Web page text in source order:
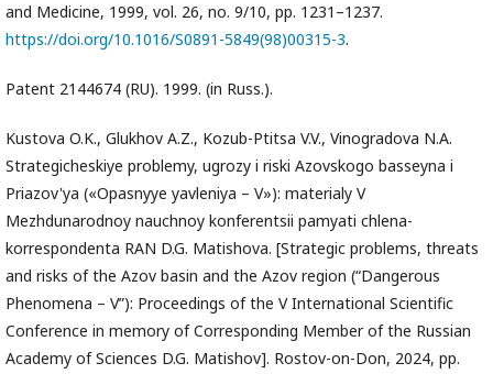
and Medicine, 1999, vol. 26, no. 9/10, pp. 1231–1237.
https://doi.org/10.1016/S0891-5849(98)00315-3.
Patent 2144674 (RU). 1999. (in Russ.).
Kustova O.K., Glukhov A.Z., Kozub-Ptitsa V.V., Vinogradova N.A.
Strategicheskiye problemy, ugrozy i riski Azovskogo basseyna i
Priazov'ya («Opasnyye yavleniya – V»): materialy V
Mezhdunarodnoy nauchnoy konferentsii pamyati chlena-
korrespondenta RAN D.G. Matishova. [Strategic problems, threats
and risks of the Azov basin and the Azov region (“Dangerous
Phenomena – V”): Proceedings of the V International Scientific
Conference in memory of Corresponding Member of the Russian
Academy of Sciences D.G. Matishov]. Rostov-on-Don, 2024, pp.